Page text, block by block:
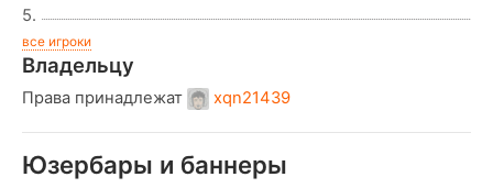
5.
все игроки
Владельцу
Права принадлежат xqn21439
Юзербары и баннеры